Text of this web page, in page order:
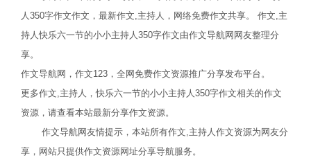
人350字作文作文，最新作文,主持人，网络免费作文共享。 作文,主
持人快乐六一节的小小主持人350字作文由作文导航网网友整理分
享。
作文导航网，作文123，全网免费作文资源推广分享发布平台。
更多作文,主持人，快乐六一节的小小主持人350字作文相关的作文
资源，请查看本站最新分享作文资源。
作文导航网友情提示，本站所有作文,主持人作文资源为网友分
享，网站只提供作文资源网址分享导航服务。